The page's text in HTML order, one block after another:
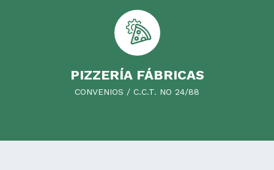
PIZZERÍA FÁBRICAS
CONVENIOS / C.C.T. NO 24/88